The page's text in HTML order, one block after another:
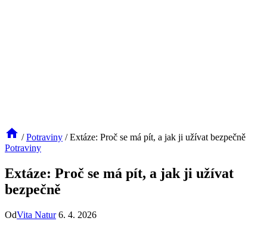
/ Potraviny / Extáze: Proč se má pít, a jak ji užívat bezpečně
Potraviny
Extáze: Proč se má pít, a jak ji užívat
bezpečně
OdVita Natur 6. 4. 2026